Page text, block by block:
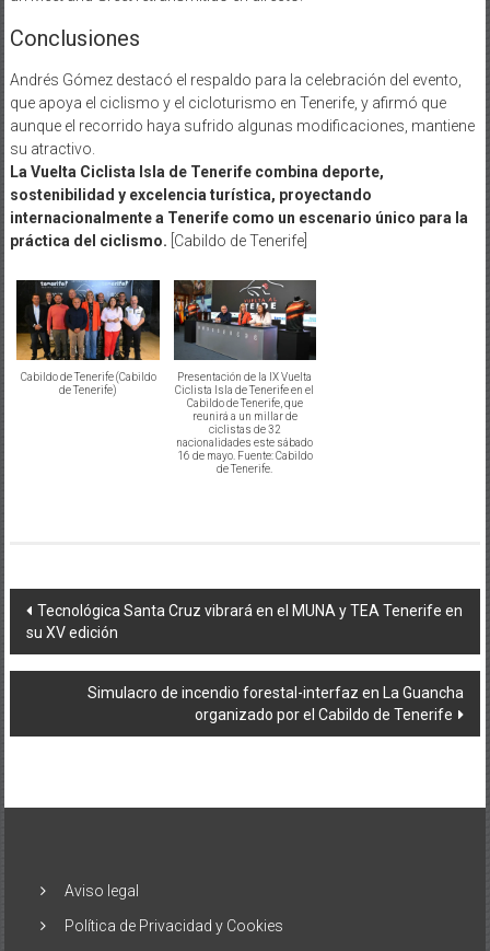
Conclusiones
Andrés Gómez destacó el respaldo para la celebración del evento,
que apoya el ciclismo y el cicloturismo en Tenerife, y afirmó que
aunque el recorrido haya sufrido algunas modificaciones, mantiene
su atractivo.
La Vuelta Ciclista Isla de Tenerife combina deporte,
sostenibilidad y excelencia turística, proyectando
internacionalmente a Tenerife como un escenario único para la
práctica del ciclismo. [Cabildo de Tenerife]
Cabildo de Tenerife (Cabildo
de Tenerife)
Presentación de la IX Vuelta
Ciclista Isla de Tenerife en el
Cabildo de Tenerife, que
reunirá a un millar de
ciclistas de 32
nacionalidades este sábado
16 de mayo. Fuente: Cabildo
de Tenerife.
Navegación
de
entradas
Tecnológica Santa Cruz vibrará en el MUNA y TEA Tenerife en
su XV edición
Simulacro de incendio forestal-interfaz en La Guancha
organizado por el Cabildo de Tenerife
Aviso legal
Política de Privacidad y Cookies